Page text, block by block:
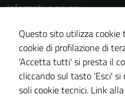
Informativa privacy
Cookie Policy
Note legali
Dichiarazione di accessibilità
Piano di miglioramento del
Questo sito utilizza cookie
cookie di profilazione di
'Accetta tutti' si presta il
cliccando sul tasto 'Esci'
soli cookie tecnici. Link